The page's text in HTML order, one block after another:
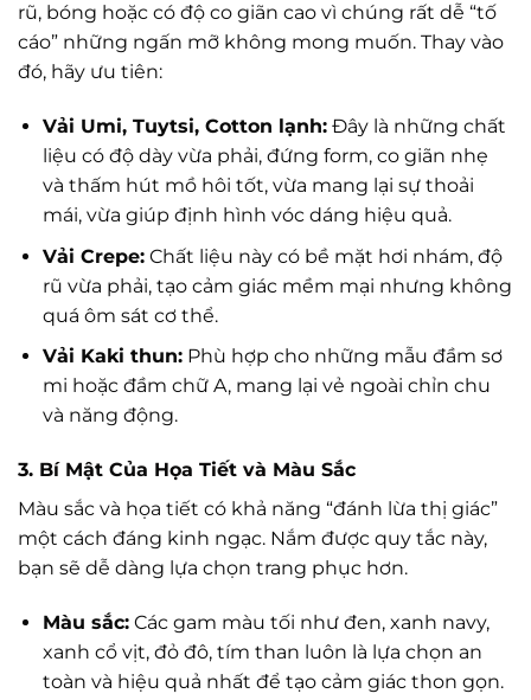
rũ, bóng hoặc có độ co giãn cao vì chúng rất dễ “tố
cáo” những ngấn mỡ không mong muốn. Thay vào
đó, hãy ưu tiên:
Vải Umi, Tuytsi, Cotton lạnh:Đây là những chất
liệu có độ dày vừa phải, đứng form, co giãn nhẹ
và thấm hút mồ hôi tốt, vừa mang lại sự thoải
mái, vừa giúp định hình vóc dáng hiệu quả.
Vải Crepe:Chất liệu này có bề mặt hơi nhám, độ
rũ vừa phải, tạo cảm giác mềm mại nhưng không
quá ôm sát cơ thể.
Vải Kaki thun:Phù hợp cho những mẫu đầm sơ
mi hoặc đầm chữ A, mang lại vẻ ngoài chỉn chu
và năng động.
3. Bí Mật Của Họa Tiết và Màu Sắc
Màu sắc và họa tiết có khả năng “đánh lừa thị giác”
một cách đáng kinh ngạc. Nắm được quy tắc này,
bạn sẽ dễ dàng lựa chọn trang phục hơn.
Màu sắc:Các gam màu tối như đen, xanh navy,
xanh cổ vịt, đỏ đô, tím than luôn là lựa chọn an
toàn và hiệu quả nhất để tạo cảm giác thon gọn.